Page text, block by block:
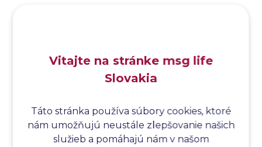
Analýza príčin a následkov
Analýza spôsobu a následkov zlyhania softvéru
Analýza stromu chýb
Analýza stromu chýb softvéru
Vitajte na stránke msg life
Slovakia
Táto stránka používa súbory cookies, ktoré
nám umožňujú neustále zlepšovanie našich
služieb a pomáhajú nám v našom